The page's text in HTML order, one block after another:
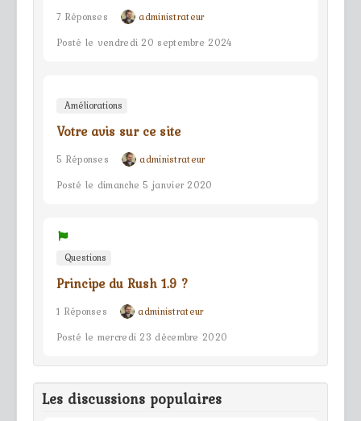
7 Réponses
administrateur
Posté le vendredi 20 septembre 2024
Améliorations
Votre avis sur ce site
5 Réponses
administrateur
Posté le dimanche 5 janvier 2020
Questions
Principe du Rush 1.9 ?
1 Réponses
administrateur
Posté le mercredi 23 décembre 2020
Les discussions populaires